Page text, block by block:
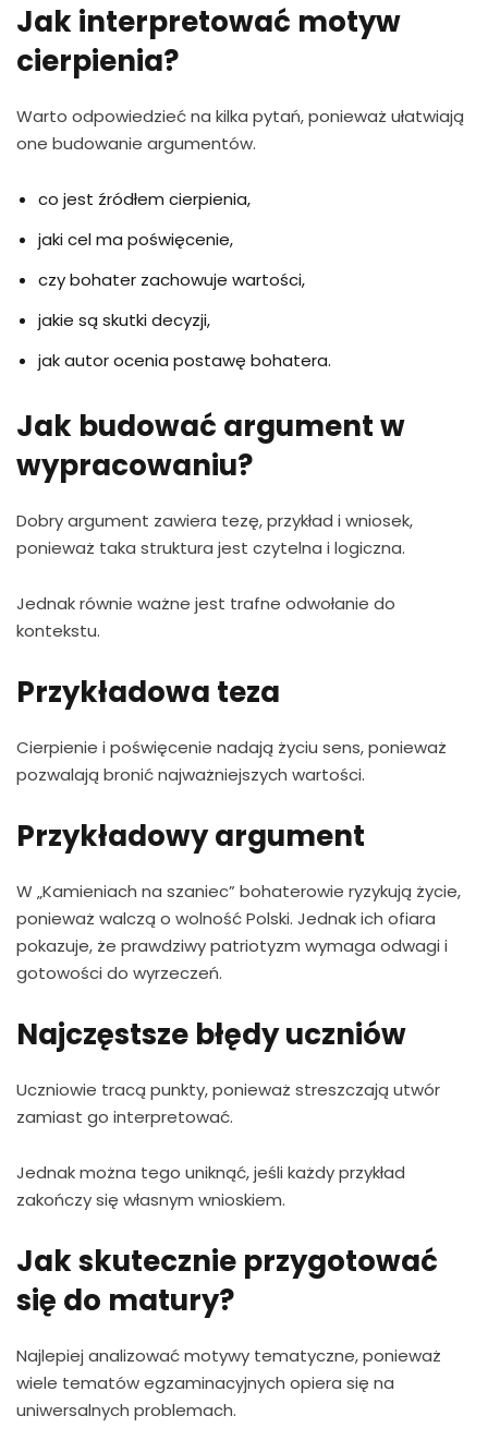
Jak interpretować motyw
cierpienia?
Warto odpowiedzieć na kilka pytań, ponieważ ułatwiają
one budowanie argumentów.
co jest źródłem cierpienia,
jaki cel ma poświęcenie,
czy bohater zachowuje wartości,
jakie są skutki decyzji,
jak autor ocenia postawę bohatera.
Jak budować argument w
wypracowaniu?
Dobry argument zawiera tezę, przykład i wniosek,
ponieważ taka struktura jest czytelna i logiczna.
Jednak równie ważne jest trafne odwołanie do
kontekstu.
Przykładowa teza
Cierpienie i poświęcenie nadają życiu sens, ponieważ
pozwalają bronić najważniejszych wartości.
Przykładowy argument
W „Kamieniach na szaniec” bohaterowie ryzykują życie,
ponieważ walczą o wolność Polski. Jednak ich ofiara
pokazuje, że prawdziwy patriotyzm wymaga odwagi i
gotowości do wyrzeczeń.
Najczęstsze błędy uczniów
Uczniowie tracą punkty, ponieważ streszczają utwór
zamiast go interpretować.
Jednak można tego uniknąć, jeśli każdy przykład
zakończy się własnym wnioskiem.
Jak skutecznie przygotować
się do matury?
Najlepiej analizować motywy tematyczne, ponieważ
wiele tematów egzaminacyjnych opiera się na
uniwersalnych problemach.